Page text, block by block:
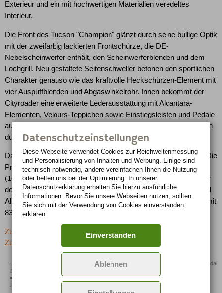
Exterieur und ein mit hochwertigen Materialien veredeltes
Interieur.
Die Front des Tucson "Champion" glänzt durch seine bullige Optik
mit der zweifarbig lackierten Frontschürze, die DE-
Nebelscheinwerfer enthält, den Scheinwerferblenden und dem
Lochgrill. Neu gestaltete Seitenschweller betonen den sportlichen
Charakter genauso wie das kraftvolle Heckschürzen-Element mit
vier Auspuffblenden und Abgaswinkelrohr. Innen bekommt der
Cityroader eine erweiterte Lederausstattung mit Alcantara-
Elementen, Velours-Teppichen sowie Einstiegsleisten und Pedale
aus Aluminium. Die Türgriffe innen und die Mittelkonsole glänzen
durch Applikationen im Vogelaugen-Ahorn-Design.
Das Sondermodell "Champion" ist auf 500 Einheiten begrenzt. Die
Preisskala beginnt bei attraktiven 27.190 Euro für den 104 kW
(141 PS) starken Tucson 2.0 GLS und endet bei 32.940 Euro für
den dynamischen Tucson 2.7 V6 GLS mit 129 kW (175 PS) und
Allradantrieb. Erhältlich ist auch eine sparsame Dieselvariante mit
83 kW (113 PS) zum Preis von 31.890 Euro.
Zurück zur letzten Seite
Zur Übersicht: -> SUV
Quelle: Hyundai
Datenschutzeinstellungen
Diese Webseite verwendet Cookies zur Reichweiten­messung
und Personalisierung von Inhalten und Werbung. Einige sind
technisch notwendig, andere vereinfachen Ihnen die Nutzung
oder helfen uns bei der Optimierung. In unserer
Datenschutzerklärungerhalten Sie hierzu ausführliche
Informationen. Bevor Sie unsere Webseiten nutzen, sollten
Sie sich mit der Verwendung von Cookies einverstanden
erklären.
Einverstanden
Ablehnen